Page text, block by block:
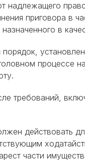
приговора в
в
требований,
действовать
части